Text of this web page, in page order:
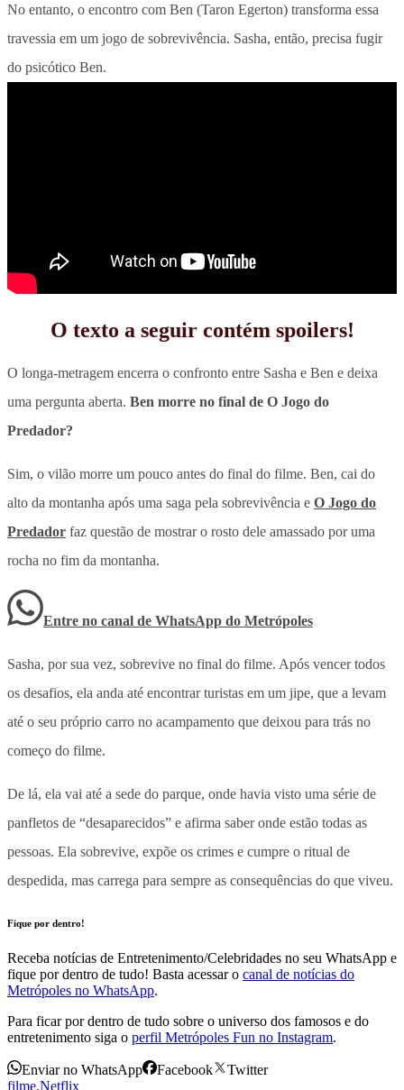
No entanto, o encontro com Ben (Taron Egerton) transforma essa
travessia em um jogo de sobrevivência. Sasha, então, precisa fugir
do psicótico Ben.
O texto a seguir contém spoilers!
O longa-metragem encerra o confronto entre Sasha e Ben e deixa
uma pergunta aberta. Ben morre no final de O Jogo do
Predador?
Sim, o vilão morre um pouco antes do final do filme. Ben, cai do
alto da montanha após uma saga pela sobrevivência e O Jogo do
Predador faz questão de mostrar o rosto dele amassado por uma
rocha no fim da montanha.
Entre no canal de WhatsApp do Metrópoles
Sasha, por sua vez, sobrevive no final do filme. Após vencer todos
os desafios, ela anda até encontrar turistas em um jipe, que a levam
até o seu próprio carro no acampamento que deixou para trás no
começo do filme.
De lá, ela vai até a sede do parque, onde havia visto uma série de
panfletos de “desaparecidos” e afirma saber onde estão todas as
pessoas. Ela sobrevive, expõe os crimes e cumpre o ritual de
despedida, mas carrega para sempre as consequências do que viveu.
Fique por dentro!
Receba notícias de Entretenimento/Celebridades no seu WhatsApp e
fique por dentro de tudo! Basta acessar o canal de notícias do
Metrópoles no WhatsApp.
Para ficar por dentro de tudo sobre o universo dos famosos e do
entretenimento siga o perfil Metrópoles Fun no Instagram.
Enviar no WhatsApp Facebook
Twitter
filme,Netflix